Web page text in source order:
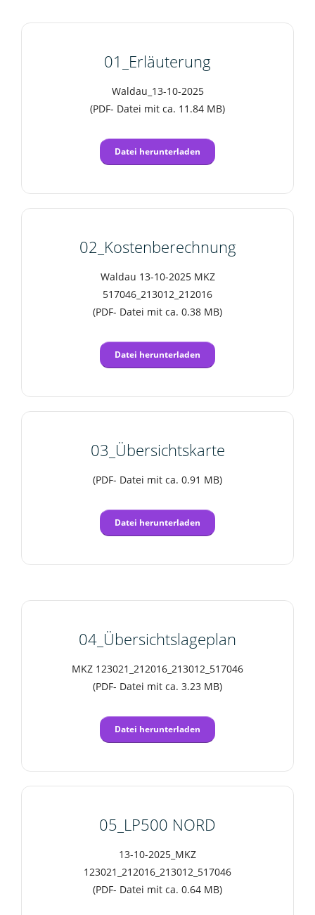
01_Erläuterung
Waldau_13-10-2025
(PDF- Datei mit ca. 11.84 MB)
Datei herunterladen
02_Kostenberechnung
Waldau 13-10-2025 MKZ
517046_213012_212016
(PDF- Datei mit ca. 0.38 MB)
Datei herunterladen
03_Übersichtskarte
(PDF- Datei mit ca. 0.91 MB)
Datei herunterladen
04_Übersichtslageplan
MKZ 123021_212016_213012_517046
(PDF- Datei mit ca. 3.23 MB)
Datei herunterladen
05_LP500 NORD
13-10-2025_MKZ
123021_212016_213012_517046
(PDF- Datei mit ca. 0.64 MB)